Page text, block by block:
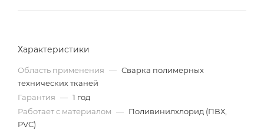
Характеристики
Область применения — Сварка полимерных
технических тканей
Гарантия — 1 год
Работает с материалом — Поливинилхлорид (ПВХ,
PVC)